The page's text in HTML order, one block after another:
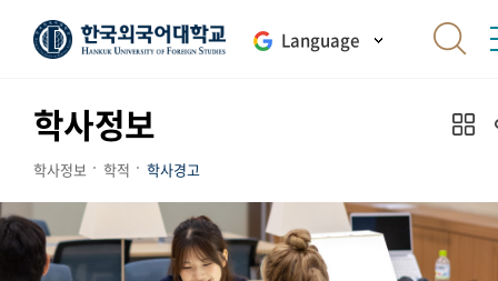
Language
학사정보
학사정보 학적 학사경고